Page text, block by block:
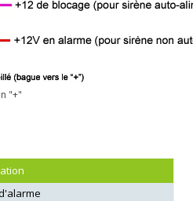
"+"